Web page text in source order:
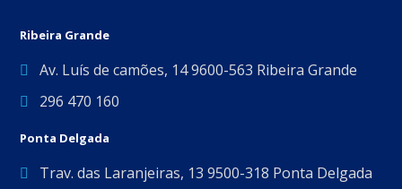
Ribeira Grande
Av. Luís de camões, 14 9600-563 Ribeira Grande
296 470 160
Ponta Delgada
Trav. das Laranjeiras, 13 9500-318 Ponta Delgada